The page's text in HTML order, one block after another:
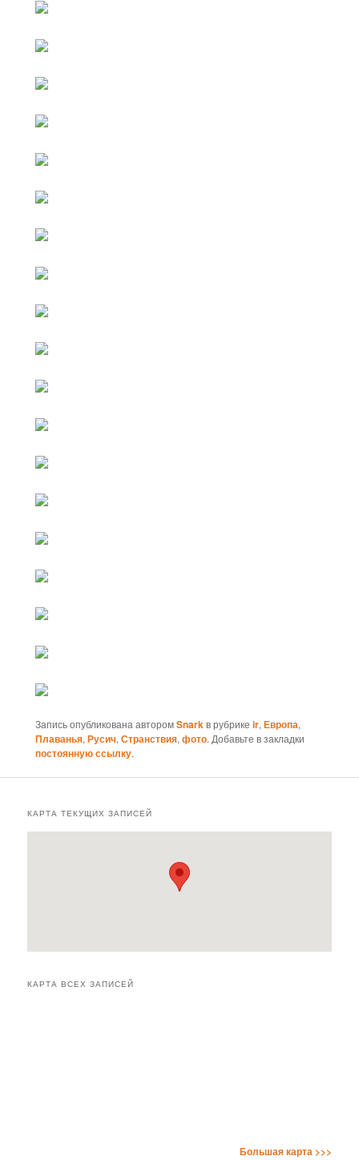
Запись опубликована авторомSnark в рубрике ir, Европа,
Плаванья, Русич, Странствия, фото. Добавьте в закладки
постоянную ссылку.
КАРТА ТЕКУЩИХ ЗАПИСЕЙ
КАРТА ВСЕХ ЗАПИСЕЙ
Большая карта >>>